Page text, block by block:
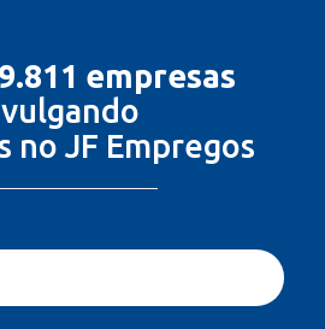
9.811 empresas
no JF Empregos